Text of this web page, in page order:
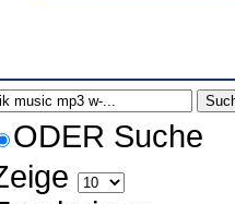
ODER Suche